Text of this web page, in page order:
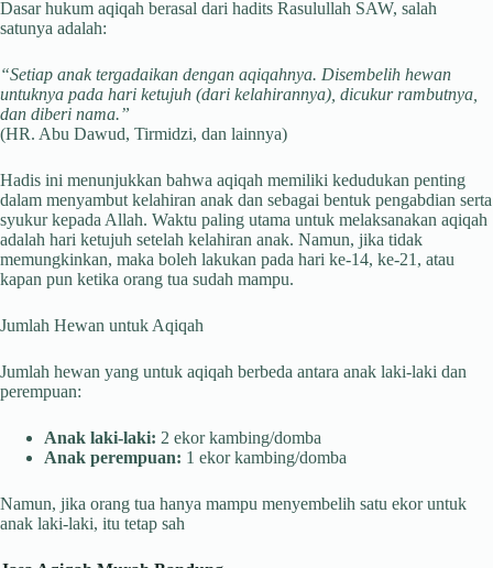
Dasar hukum aqiqah berasal dari hadits Rasulullah SAW, salah
satunya adalah:
“Setiap anak tergadaikan dengan aqiqahnya. Disembelih hewan
untuknya pada hari ketujuh (dari kelahirannya), dicukur rambutnya,
dan diberi nama.”
(HR. Abu Dawud, Tirmidzi, dan lainnya)
Hadis ini menunjukkan bahwa aqiqah memiliki kedudukan penting
dalam menyambut kelahiran anak dan sebagai bentuk pengabdian serta
syukur kepada Allah. Waktu paling utama untuk melaksanakan aqiqah
adalah hari ketujuh setelah kelahiran anak. Namun, jika tidak
memungkinkan, maka boleh lakukan pada hari ke-14, ke-21, atau
kapan pun ketika orang tua sudah mampu.
Jumlah Hewan untuk Aqiqah
Jumlah hewan yang untuk aqiqah berbeda antara anak laki-laki dan
perempuan:
Anak laki-laki: 2 ekor kambing/domba
Anak perempuan: 1 ekor kambing/domba
Namun, jika orang tua hanya mampu menyembelih satu ekor untuk
anak laki-laki, itu tetap sah